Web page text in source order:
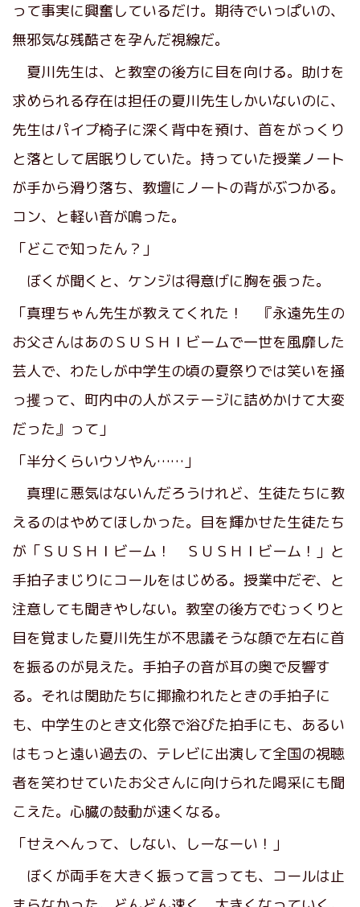
って事実に興奮しているだけ。期待でいっぱいの、
無邪気な残酷さを孕んだ視線だ。
夏川先生は、と教室の後方に目を向ける。助けを
求められる存在は担任の夏川先生しかいないのに、
先生はパイプ椅子に深く背中を預け、首をがっくり
と落として居眠りしていた。持っていた授業ノート
が手から滑り落ち、教壇にノートの背がぶつかる。
コン、と軽い音が鳴った。
「どこで知ったん？」
ぼくが聞くと、ケンジは得意げに胸を張った。
「真理ちゃん先生が教えてくれた！ 『永遠先生の
お父さんはあのＳＵＳＨＩビームで一世を風靡した
芸人で、わたしが中学生の頃の夏祭りでは笑いを掻
っ攫って、町内中の人がステージに詰めかけて大変
だった』って」
「半分くらいウソやん……」
真理に悪気はないんだろうけれど、生徒たちに教
えるのはやめてほしかった。目を輝かせた生徒たち
が「ＳＵＳＨＩビーム！ ＳＵＳＨＩビーム！」と
手拍子まじりにコールをはじめる。授業中だぞ、と
注意しても聞きやしない。教室の後方でむっくりと
目を覚ました夏川先生が不思議そうな顔で左右に首
を振るのが見えた。手拍子の音が耳の奥で反響す
る。それは関助たちに揶揄われたときの手拍子に
も、中学生のとき文化祭で浴びた拍手にも、あるい
はもっと遠い過去の、テレビに出演して全国の視聴
者を笑わせていたお父さんに向けられた喝采にも聞
こえた。心臓の鼓動が速くなる。
「せえへんって、しない、しーなーい！」
ぼくが両手を大きく振って言っても、コールは止